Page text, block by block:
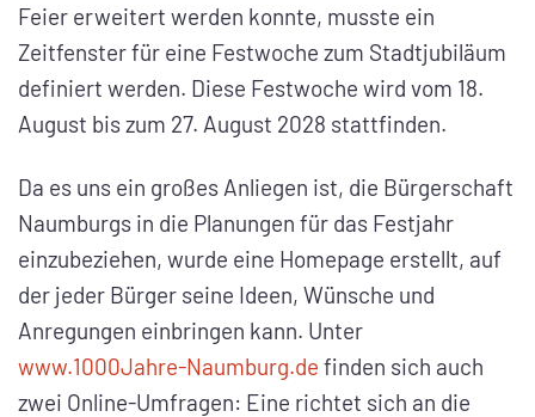
Feier erweitert werden konnte, musste ein
Zeitfenster für eine Festwoche zum Stadtjubiläum
definiert werden. Diese Festwoche wird vom 18.
August bis zum 27. August 2028 stattfinden.
Da es uns ein großes Anliegen ist, die Bürgerschaft
Naumburgs in die Planungen für das Festjahr
einzubeziehen, wurde eine Homepage erstellt, auf
der jeder Bürger seine Ideen, Wünsche und
Anregungen einbringen kann. Unter
www.1000Jahre-Naumburg.de finden sich auch
zwei Online-Umfragen: Eine richtet sich an die